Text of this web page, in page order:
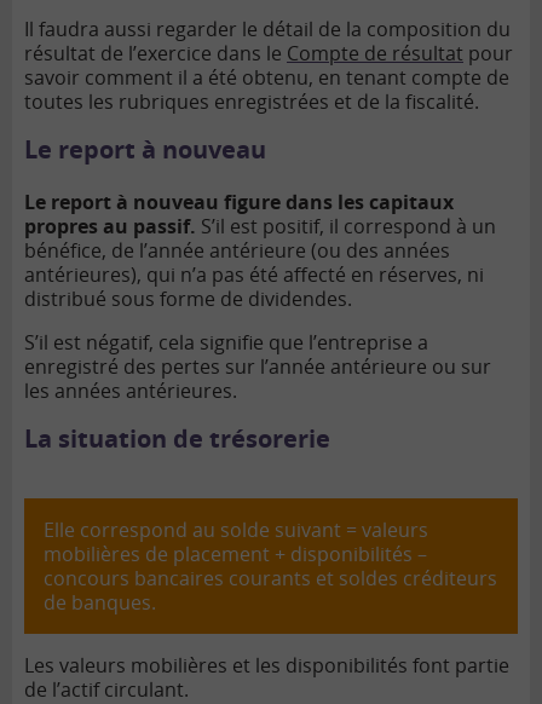
Il faudra aussi regarder le détail de la composition du
résultat de l’exercice dans le Compte de résultat pour
savoir comment il a été obtenu, en tenant compte de
toutes les rubriques enregistrées et de la fiscalité.
Le report à nouveau
Le report à nouveau figure dans les capitaux
propres au passif. S’il est positif, il correspond à un
bénéfice, de l’année antérieure (ou des années
antérieures), qui n’a pas été affecté en réserves, ni
distribué sous forme de dividendes.
S’il est négatif, cela signifie que l’entreprise a
enregistré des pertes sur l’année antérieure ou sur
les années antérieures.
La situation de trésorerie
Elle correspond au solde suivant = valeurs
mobilières de placement + disponibilités –
concours bancaires courants et soldes créditeurs
de banques.
Les valeurs mobilières et les disponibilités font partie
de l’actif circulant.